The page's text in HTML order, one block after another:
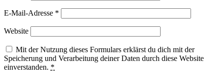
E-Mail-Adresse *
Website
Mit der Nutzung dieses Formulars erklärst du dich mit der
Speicherung und Verarbeitung deiner Daten durch diese Website
einverstanden. *